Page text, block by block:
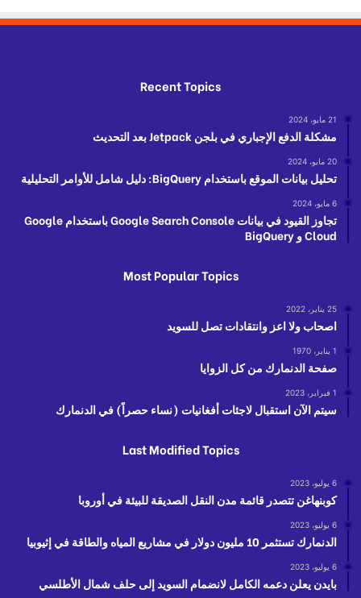
Recent Topics
21 مايو، 2024
مشكلة الدفع الإجباري في بلجن Jetpack بعد التحديث
20 مايو، 2024
تحليل بيانات الموقع باستخدام BigQuery: دليل شامل للأوامر التحليلية
6 مايو، 2024
تجاوز القيود في بيانات Google Search Console باستخدام Google
Cloud و BigQuery
Most Popular Topics
25 يناير، 2022
اصحاب ولا اعز وانتقادات تصل للسويد
1 يناير، 1970
صفحة الدنمارك من كل الزوايا
1 فبراير، 2023
سيتم الآن استقبال لاجئات أفغانيات (نساء حصراً) في الدنمارك
Last Modified Topics
6 يوليو، 2023
كوبنهاغن تتصدر قائمة مدن النقل الصديقة للبيئة في أوروبا
6 يوليو، 2023
الدنمارك تستثمر 10 مليون دولار في مشاريع المياه والطاقة في إثيوبيا
6 يوليو، 2023
بايدن يعلن دعمه الكامل لانضمام السويد إلى حلف شمال الأطلسي